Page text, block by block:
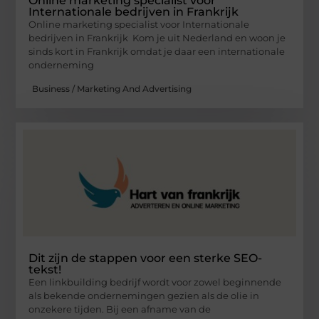
Internationale bedrijven in Frankrijk
Online marketing specialist voor Internationale
bedrijven in Frankrijk Kom je uit Nederland en woon je
sinds kort in Frankrijk omdat je daar een internationale
onderneming
Business / Marketing And Advertising
Dit zijn de stappen voor een sterke SEO-
tekst!
Een linkbuilding bedrijf wordt voor zowel beginnende
als bekende ondernemingen gezien als de olie in
onzekere tijden. Bij een afname van de